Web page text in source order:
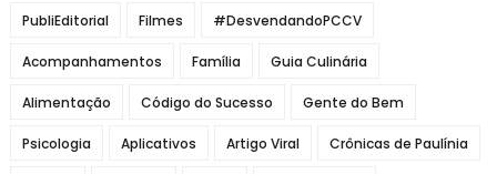
PubliEditorial Filmes #DesvendandoPCCV
Acompanhamentos Família Guia Culinária
Alimentação Código do Sucesso Gente do Bem
Psicologia Aplicativos Artigo Viral Crônicas de Paulínia